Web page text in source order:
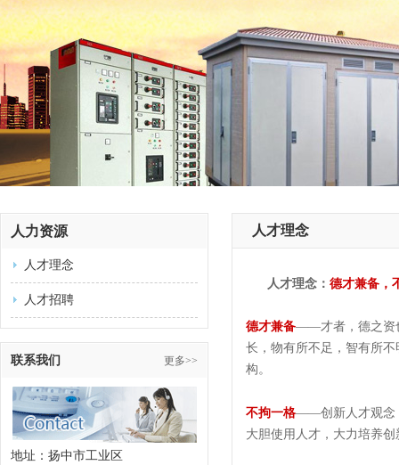
人力资源
人才理念
人才招聘
联系我们 更多>>
地址：扬中市工业区
人才理念
人才理念： 德才兼备，
德才兼备——才者，德之资
长，物有所不足，智有所
构。
不拘一格——创新人才观念
大胆使用人才，大力培养